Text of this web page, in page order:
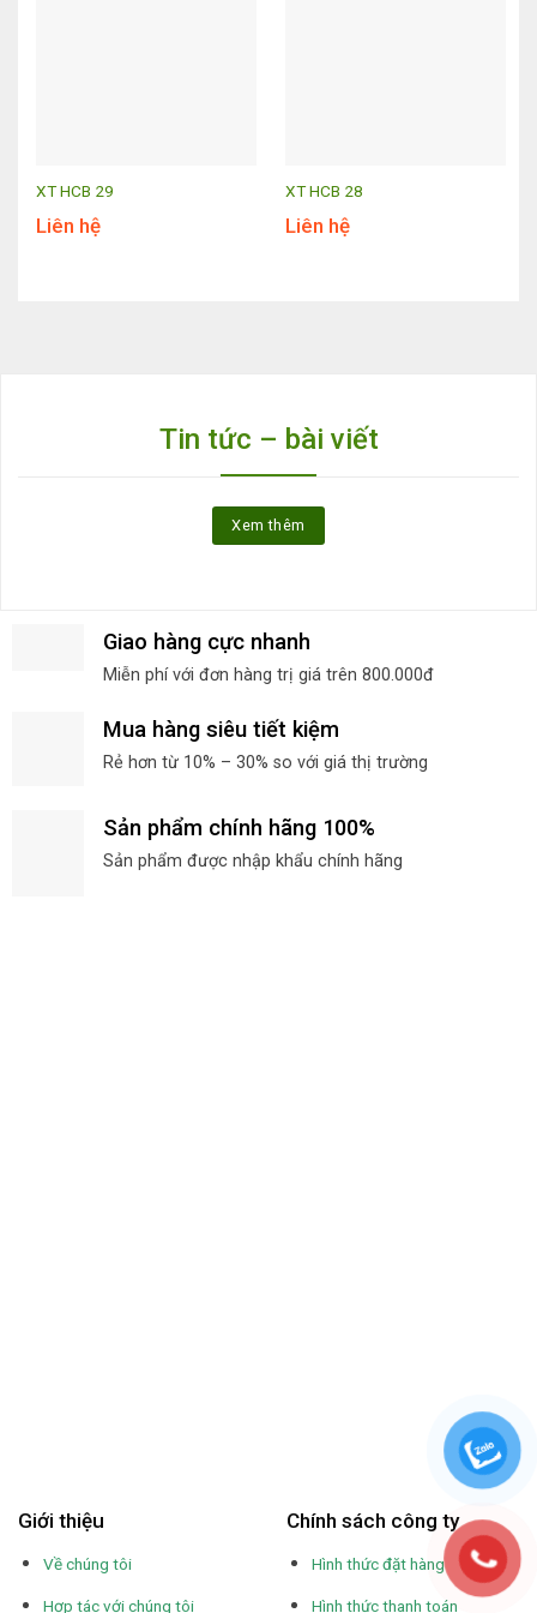
XT HCB 29
Liên hệ
XT HCB 28
Liên hệ
Tin tức – bài viết
Xem thêm
Giao hàng cực nhanh
Miễn phí với đơn hàng trị giá trên 800.000đ
Mua hàng siêu tiết kiệm
Rẻ hơn từ 10% – 30% so với giá thị trường
Sản phẩm chính hãng 100%
Sản phẩm được nhập khẩu chính hãng
Giới thiệu
Về chúng tôi
Hợp tác với chúng tôi
Chính sách công ty
Hình thức đặt hàng
Hình thức thanh toán